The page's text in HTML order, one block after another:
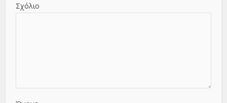
Σχόλιο